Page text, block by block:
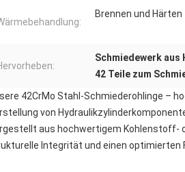
Brennen und Härten
Schmiedewerk aus
42 Teile zum
42CrMo Stahl-Schmiederohlinge –
von
aus hochwertigem Kohlenstoff-
Integrität und einen optimierten